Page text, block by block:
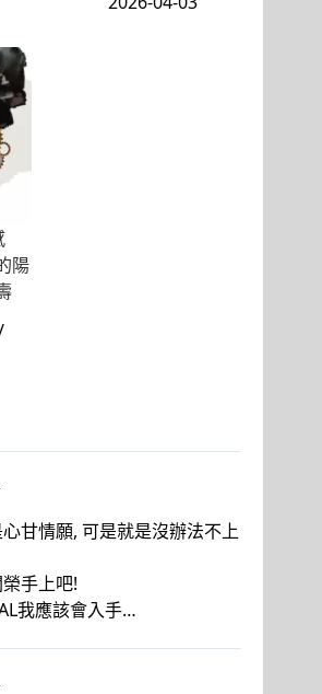
陽
甘情願, 可是就是沒辦法不上
手上吧!
我應該會入手…